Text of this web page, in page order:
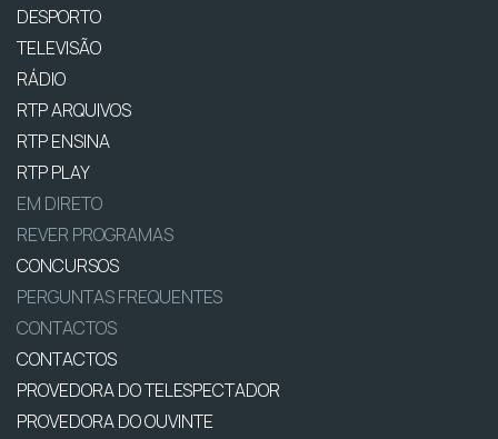
DESPORTO
TELEVISÃO
RÁDIO
RTP ARQUIVOS
RTP ENSINA
RTP PLAY
EM DIRETO
REVER PROGRAMAS
CONCURSOS
PERGUNTAS FREQUENTES
CONTACTOS
CONTACTOS
PROVEDORA DO TELESPECTADOR
PROVEDORA DO OUVINTE